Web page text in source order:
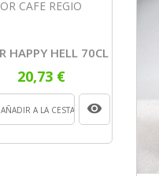
HAPPY HELL 70CL
20,73 €
AÑADIR A LA CESTA